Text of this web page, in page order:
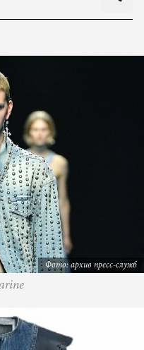
Фото: архив пресс-служб